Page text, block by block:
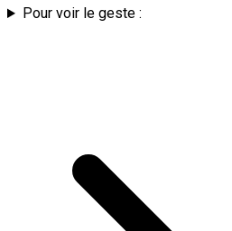
Pour voir le geste :